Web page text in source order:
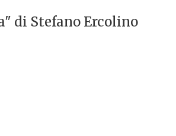
di Stefano Ercolino